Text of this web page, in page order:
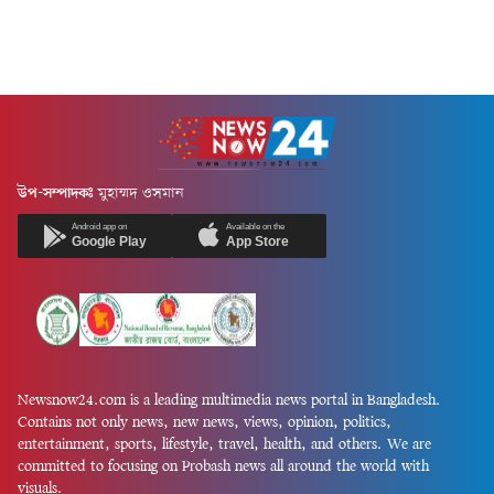
উপ-সম্পাদকঃ মুহাম্মদ ওসমান
Android app on
Google Play
Available on the
App Store
Newsnow24.com is a leading multimedia news portal in Bangladesh.
Contains not only news, new news, views, opinion, politics,
entertainment, sports, lifestyle, travel, health, and others. We are
committed to focusing on Probash news all around the world with
visuals.